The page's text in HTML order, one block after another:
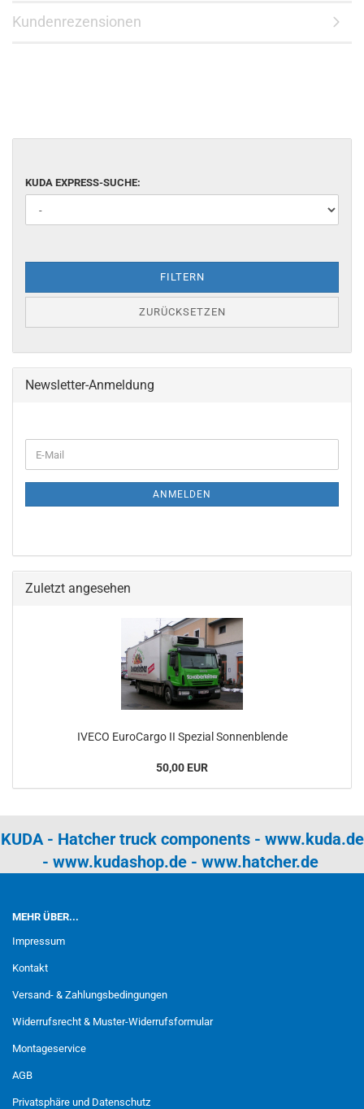
Kundenrezensionen
KUDA EXPRESS-SUCHE:
FILTERN
ZURÜCKSETZEN
Newsletter-Anmeldung
ANMELDEN
Zuletzt angesehen
IVECO EuroCargo II Spezial Sonnenblende
50,00 EUR
KUDA - Hatcher truck components - www.kuda.de
- www.kudashop.de- www.hatcher.de
MEHR ÜBER...
Impressum
Kontakt
Versand- & Zahlungsbedingungen
Widerrufsrecht & Muster-Widerrufsformular
Montageservice
AGB
Privatsphäre und Datenschutz